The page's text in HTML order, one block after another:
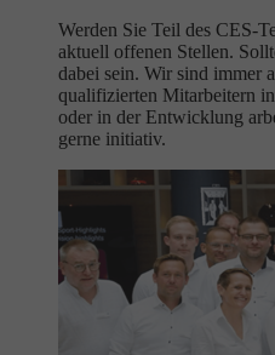
Werden Sie Teil des CES-
aktuell offenen Stellen.
dabei sein. Wir sind immer
qualifizierten Mitarbeitern
oder in der Entwicklung
gerne initiativ.